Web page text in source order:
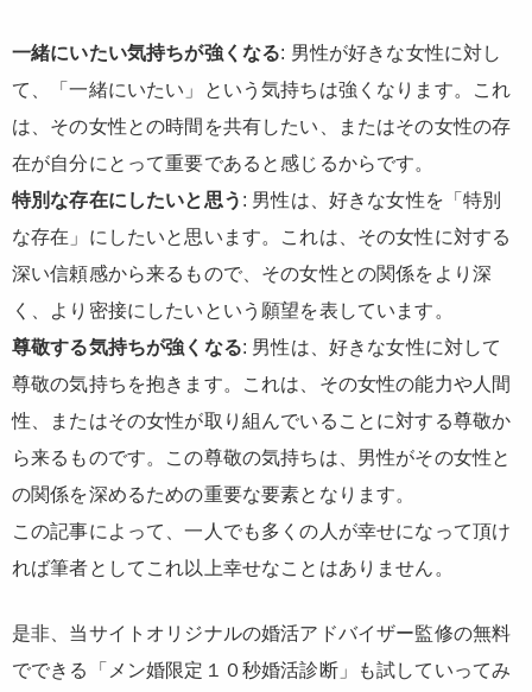
一緒にいたい気持ちが強くなる: 男性が好きな女性に対し
て、「一緒にいたい」という気持ちは強くなります。これ
は、その女性との時間を共有したい、またはその女性の存
在が自分にとって重要であると感じるからです。
特別な存在にしたいと思う : 男性は、好きな女性を「特別
な存在」にしたいと思います。これは、その女性に対する
深い信頼感から来るもので、その女性との関係をより深
く、より密接にしたいという願望を表しています。
尊敬する気持ちが強くなる: 男性は、好きな女性に対して
尊敬の気持ちを抱きます。これは、その女性の能力や人間
性、またはその女性が取り組んでいることに対する尊敬か
ら来るものです。この尊敬の気持ちは、男性がその女性と
の関係を深めるための重要な要素となります。
この記事によって、一人でも多くの人が幸せになって頂け
れば筆者としてこれ以上幸せなことはありません。
是非、当サイトオリジナルの婚活アドバイザー監修の無料
でできる「メン婚限定１０秒婚活診断」も試していってみ